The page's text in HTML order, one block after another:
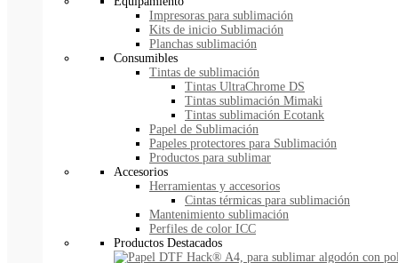
Impresoras para sublimación
Kits de inicio Sublimación
Planchas sublimación
Consumibles
Tintas de sublimación
Tintas UltraChrome DS
Tintas sublimación Mimaki
Tintas sublimación Ecotank
Papel de Sublimación
Papeles protectores para Sublimación
Productos para sublimar
Accesorios
Herramientas y accesorios
Cintas térmicas para sublimación
Mantenimiento sublimación
Perfiles de color ICC
Productos Destacados